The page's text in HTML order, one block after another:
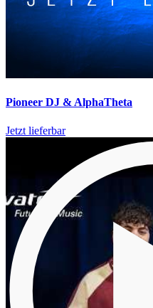
Pioneer DJ & AlphaTheta
Jetzt lieferbar